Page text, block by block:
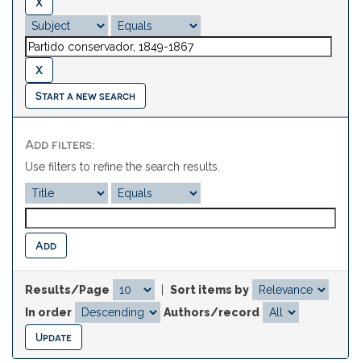
Start a new search
Add filters:
Use filters to refine the search results.
Results/Page
Sort items by
In order
Authors/record